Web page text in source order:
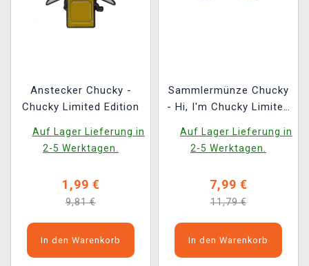
Anstecker Chucky -
Chucky Limited Edition
Auf Lager Lieferung in
2-5 Werktagen.
1,99 €
9,81 €
In den Warenkorb
Sammlermünze Chucky
- Hi, I'm Chucky Limited
Auf Lager Lieferung in
2-5 Werktagen.
7,99 €
11,79 €
In den Warenkorb